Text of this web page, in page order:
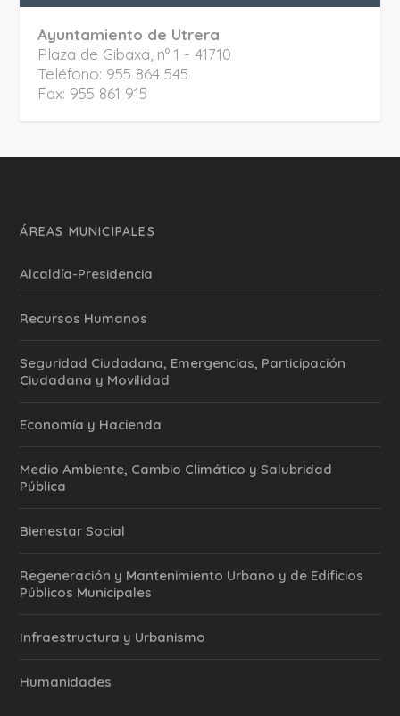
Ayuntamiento de Utrera
Plaza de Gibaxa, nº 1 - 41710
Teléfono: 955 864 545
Fax: 955 861 915
ÁREAS MUNICIPALES
Alcaldía-Presidencia
Recursos Humanos
Seguridad Ciudadana, Emergencias, Participación
Ciudadana y Movilidad
Economía y Hacienda
Medio Ambiente, Cambio Climático y Salubridad
Pública
Bienestar Social
Regeneración y Mantenimiento Urbano y de Edificios
Públicos Municipales
Infraestructura y Urbanismo
Humanidades